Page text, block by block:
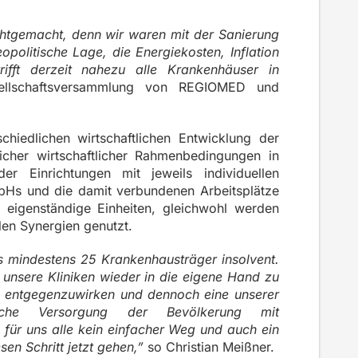
denn wir waren mit der Sanierung
Lage, die Energiekosten, Inflation
derzeit nahezu alle Krankenhäuser in
von REGIOMED und
wirtschaftlichen Entwicklung der
wirtschaftlicher Rahmenbedingungen in
Einrichtungen mit jeweils individuellen
und die damit verbundenen Arbeitsplätze
Einheiten, gleichwohl werden
Synergien genutzt.
25 Krankenhausträger insolvent.
Kliniken wieder in die eigene Hand zu
und dennoch eine unserer
Versorgung der Bevölkerung mit
uns alle kein einfacher Weg und auch ein
Schritt jetzt gehen,” so Christian Meißner.